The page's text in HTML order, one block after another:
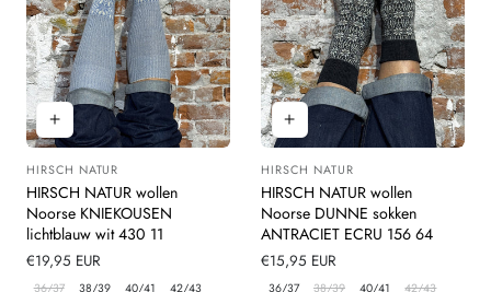
Leverancier:
HIRSCH NATUR
HIRSCH NATUR wollen
Noorse KNIEKOUSEN
lichtblauw wit 430 11
Normale
prijs
€19,95 EUR
36/37 38/39 40/41 42/43
Leverancier:
HIRSCH NATUR
HIRSCH NATUR wollen
Noorse DUNNE sokken
ANTRACIET ECRU 156 64
Normale
prijs
€15,95 EUR
36/37 38/39 40/41
42/43